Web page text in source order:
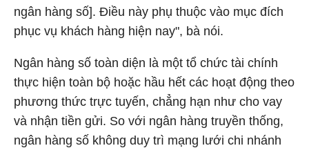
ngân hàng số]. Điều này phụ thuộc vào mục đích
phục vụ khách hàng hiện nay", bà nói.
Ngân hàng số toàn diện là một tổ chức tài chính
thực hiện toàn bộ hoặc hầu hết các hoạt động theo
phương thức trực tuyến, chẳng hạn như cho vay
và nhận tiền gửi. So với ngân hàng truyền thống,
ngân hàng số không duy trì mạng lưới chi nhánh